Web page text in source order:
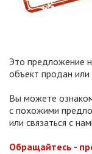
Это предложение
объект продан
Вы можете
с похожими
или связаться с
Обращайтесь -